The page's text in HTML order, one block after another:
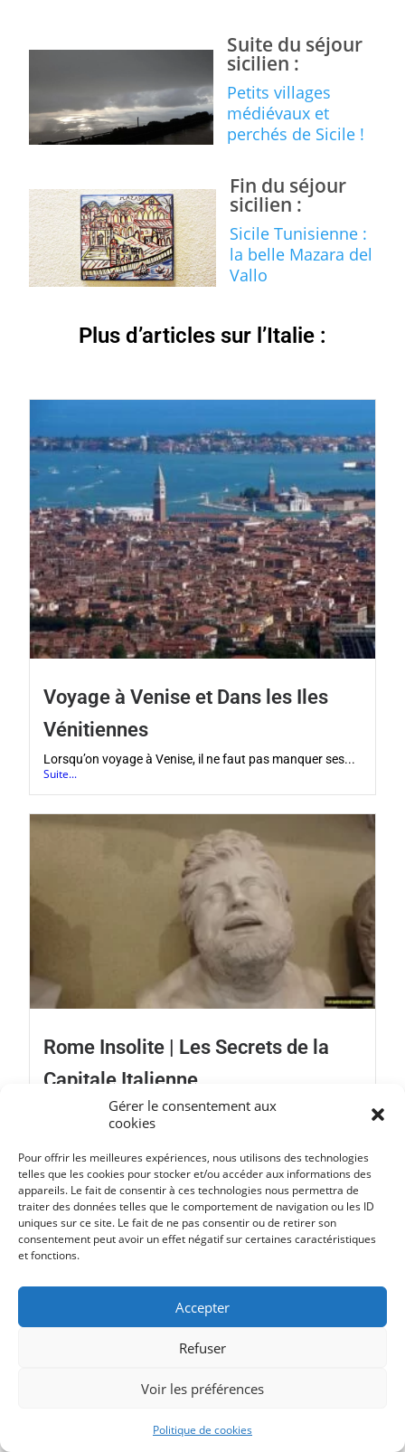
Gérer le consentement aux
cookies
Pour offrir les meilleures expériences, nous utilisons des technologies
telles que les cookies pour stocker et/ou accéder aux informations des
appareils. Le fait de consentir à ces technologies nous permettra de
traiter des données telles que le comportement de navigation ou les ID
uniques sur ce site. Le fait de ne pas consentir ou de retirer son
consentement peut avoir un effet négatif sur certaines caractéristiques
et fonctions.
Accepter
Refuser
Voir les préférences
Politique de cookies
Suite du séjour
sicilien :
Petits villages
médiévaux et
perchés de Sicile !
Fin du séjour
sicilien :
Sicile Tunisienne :
la belle Mazara del
Vallo
Plus d’articles sur l’Italie :
Voyage à Venise et Dans les Iles
Vénitiennes
Lorsqu’on voyage à Venise, il ne faut pas manquer ses...
Suite...
Rome Insolite | Les Secrets de la
Capitale Italienne
Envie de connaître Rome, la ville éternelle, autrement que